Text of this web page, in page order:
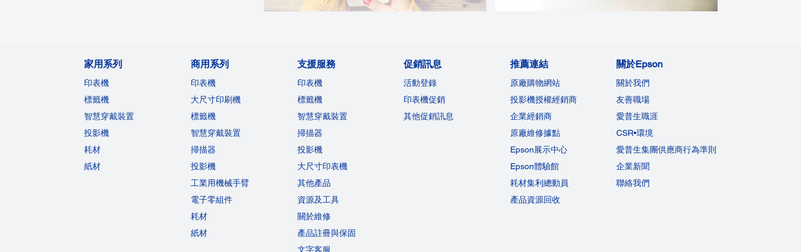
家用系列
印表機
標籤機
智慧穿戴裝置
投影機
耗材
紙材
商用系列
印表機
大尺寸印刷機
標籤機
智慧穿戴裝置
掃描器
投影機
工業用機械手臂
電子零組件
耗材
紙材
支援服務
印表機
標籤機
智慧穿戴裝置
掃描器
投影機
大尺寸印表機
其他產品
資源及工具
關於維修
產品註冊與保固
文字客服
促銷訊息
活動登錄
印表機促銷
其他促銷訊息
推薦連結
原廠購物網站
投影機授權經銷商
企業經銷商
原廠維修據點
Epson展示中心
Epson體驗館
耗材集利總動員
產品資源回收
關於Epson
關於我們
友善職場
愛普生職涯
CSR•環境
愛普生集團供應商行為準則
企業新聞
聯絡我們